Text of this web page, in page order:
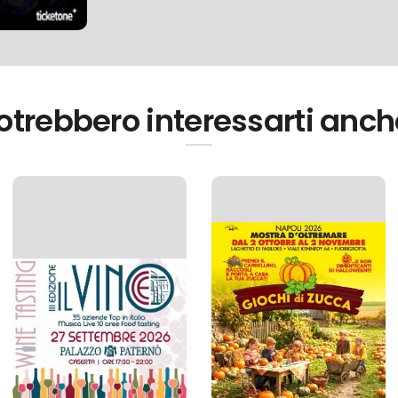
interessarti